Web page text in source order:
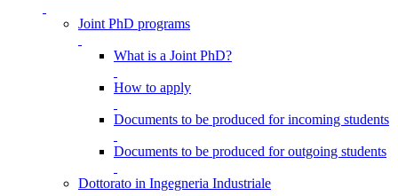
Joint PhD programs
What is a Joint PhD?
How to apply
Documents to be produced for incoming students
Documents to be produced for outgoing students
Dottorato in Ingegneria Industriale